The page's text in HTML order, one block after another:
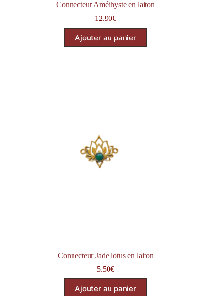
Connecteur Améthyste en laiton
12.90€
Ajouter au panier
Connecteur Jade lotus en laiton
5.50€
Ajouter au panier